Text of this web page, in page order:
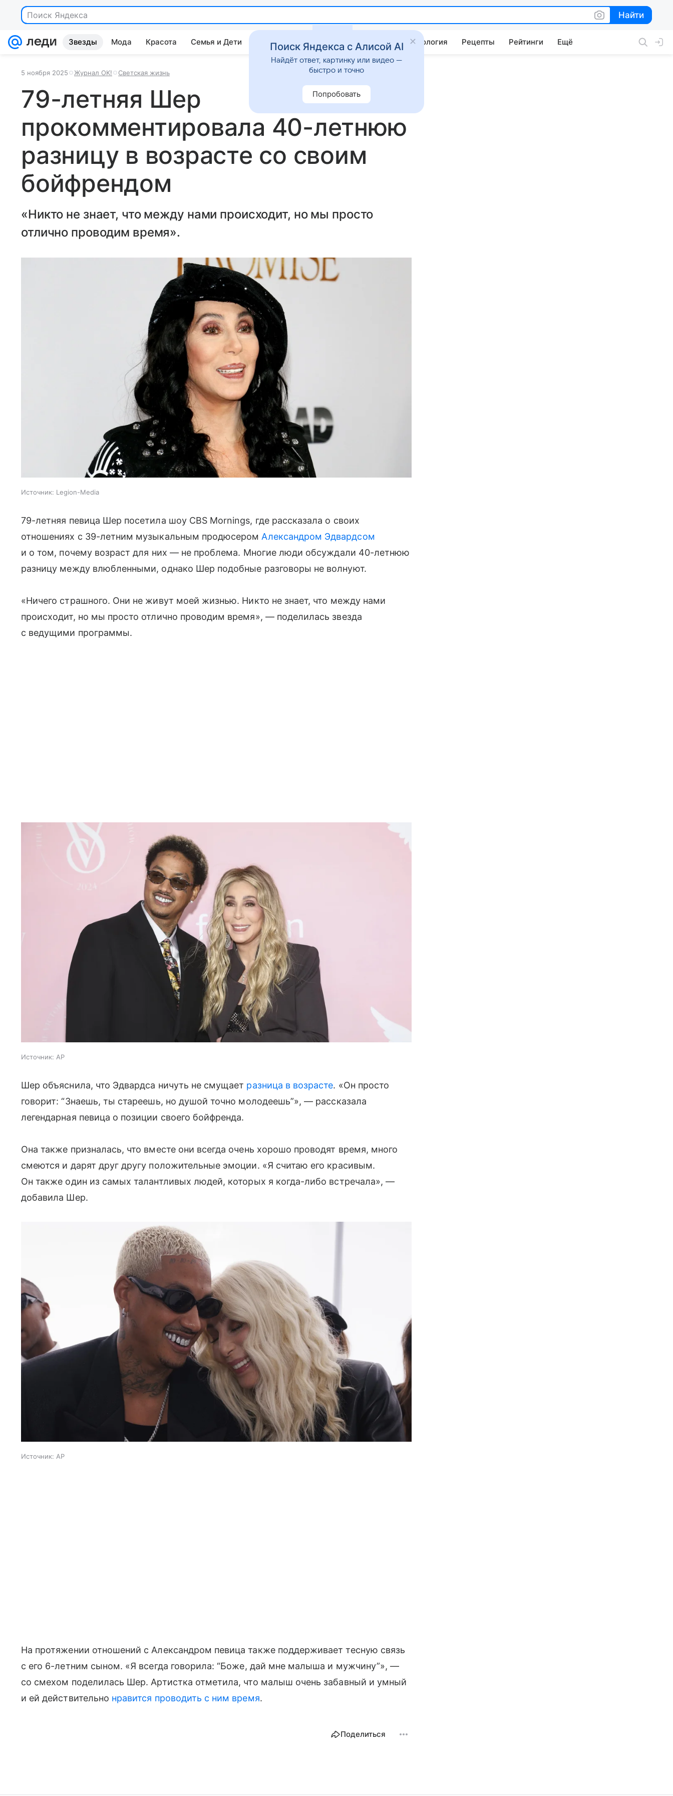
Поиск Яндекса Найти
Найти
Звезды Мода Красота Семья и Дети Дом Гороскопы Стиль жизни Психология Рецепты Рейтинги Ещё
5 ноября 2025 Журнал OK! Светская жизнь
79-летняя Шер
прокомментировала 40-летнюю
разницу в возрасте со своим
бойфрендом
«Никто не знает, что между нами происходит, но мы просто
отлично проводим время».
Источник: Legion-Media
79-летняя певица Шер посетила шоу CBS Mornings, где рассказала о своих
отношениях с 39-летним музыкальным продюсером Александром Эдвардсом
и о том, почему возраст для них — не проблема. Многие люди обсуждали 40-летнюю
разницу между влюбленными, однако Шер подобные разговоры не волнуют.
«Ничего страшного. Они не живут моей жизнью. Никто не знает, что между нами
происходит, но мы просто отлично проводим время», — поделилась звезда
с ведущими программы.
Источник: AP
Шер объяснила, что Эдвардса ничуть не смущает разница в возрасте. «Он просто
говорит: “Знаешь, ты стареешь, но душой точно молодеешь”», — рассказала
легендарная певица о позиции своего бойфренда.
Она также призналась, что вместе они всегда очень хорошо проводят время, много
смеются и дарят друг другу положительные эмоции. «Я считаю его красивым.
Он также один из самых талантливых людей, которых я когда-либо встречала», —
добавила Шер.
Источник: AP
На протяжении отношений с Александром певица также поддерживает тесную связь
с его 6-летним сыном. «Я всегда говорила: “Боже, дай мне малыша и мужчину”», —
со смехом поделилась Шер. Артистка отметила, что малыш очень забавный и умный
и ей действительно нравится проводить с ним время.
Поделиться
Поиск Яндекса с Алисой AI
Найдёт ответ, картинку или видео —
быстро и точно
Попробовать